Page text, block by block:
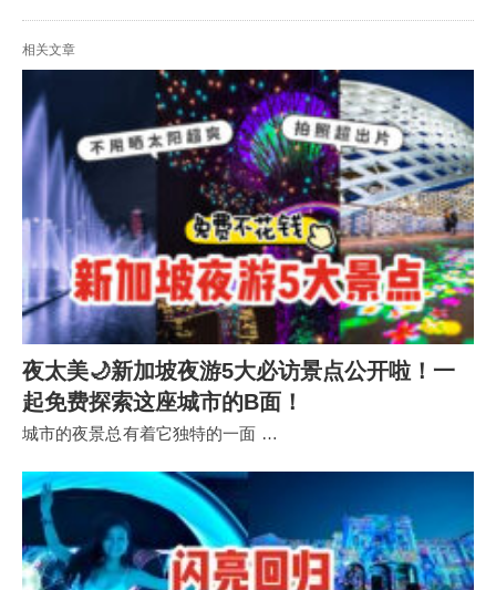
相关文章
夜太美🌙新加坡夜游5大必访景点公开啦！一
起免费探索这座城市的B面！
城市的夜景总有着它独特的一面 …